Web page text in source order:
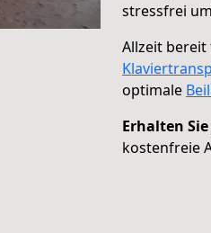
stressfrei
Allzeit
optimale
Erhalten
kostenfreie